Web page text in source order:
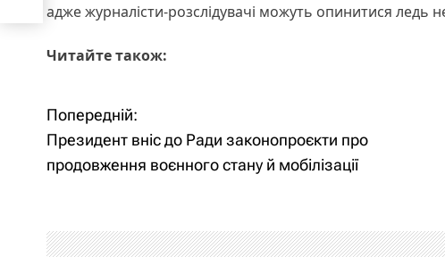
адже журналісти-розслідувачі можуть опинитися ледь
Читайте також:
Н
а
і
Попередній:
Президент вніс до Ради законопроєкти про
продовження воєнного стану й мобілізації